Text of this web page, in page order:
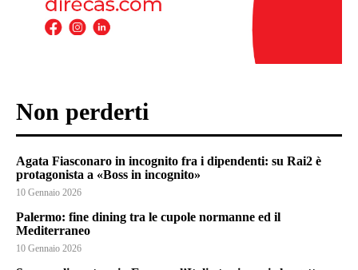
Non perderti
Agata Fiasconaro in incognito fra i dipendenti: su Rai2 è
protagonista a «Boss in incognito»
10 Gennaio 2026
Palermo: fine dining tra le cupole normanne ed il
Mediterraneo
10 Gennaio 2026